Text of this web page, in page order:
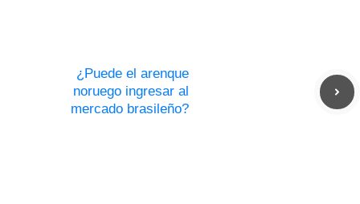
¿Puede el arenque
noruego ingresar al
mercado brasileño?